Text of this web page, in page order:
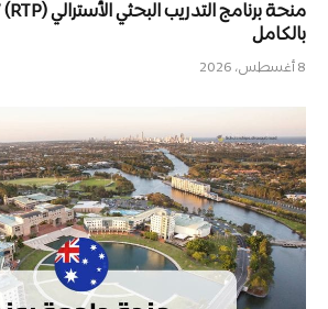
بالكامل
8 أغسطس، 2026